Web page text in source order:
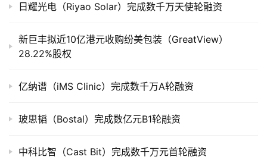
业
学
日耀光电（Riyao Solar）完成数千万天使轮融资
新巨丰拟近10亿港元收购纷美包装（GreatView）
28.22%股权
亿纳谱（iMS Clinic）完成数千万A轮融资
玻思韬（Bostal）完成数亿元B1轮融资
中科比智（Cast Bit）完成数千万元首轮融资